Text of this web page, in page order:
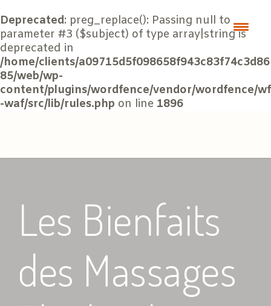
Deprecated: preg_replace(): Passing null to
parameter #3 ($subject) of type array|string is
deprecated in
/home/clients/a09715d5f098658f943c83f74c3d86
85/web/wp-
content/plugins/wordfence/vendor/wordfence/wf
-waf/src/lib/rules.php on line 1896
Les Bienfaits
des Massages